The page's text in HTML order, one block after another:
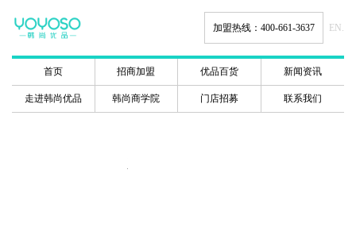
加盟热线：400-661-3637 EN.
首页 招商加盟 优品百货 新闻资讯
走进韩尚优品 韩尚商学院 门店招募 联系我们